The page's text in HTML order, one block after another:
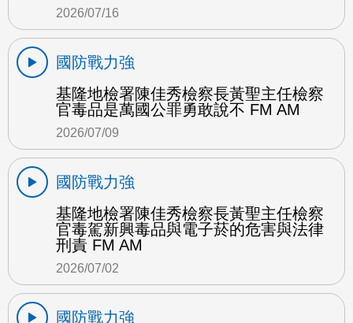
2026/07/16
國防戰力強
基隆地檢署陳佳秀檢察長黃聖主任檢察
官毒品是萬國公罪勇敢說不 FM AM
2026/07/09
國防戰力強
基隆地檢署陳佳秀檢察長黃聖主任檢察
官毒駕新興毒品與電子菸的危害與法律
刑責 FM AM
2026/07/02
國防戰力強